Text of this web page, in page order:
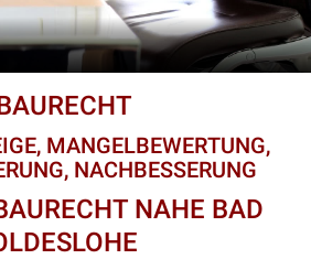
MANGELBEWERTUNG,
NACHBESSERUNG
NAHE BAD